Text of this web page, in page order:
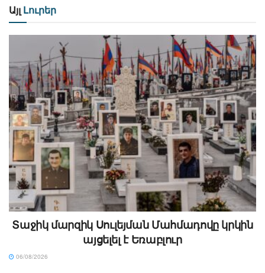
Այլ Լուրեր
Տաջիկ մարզիկ Սուլեյման Մահմադովը կրկին
այցելել է Եռաբլուր
06/08/2026